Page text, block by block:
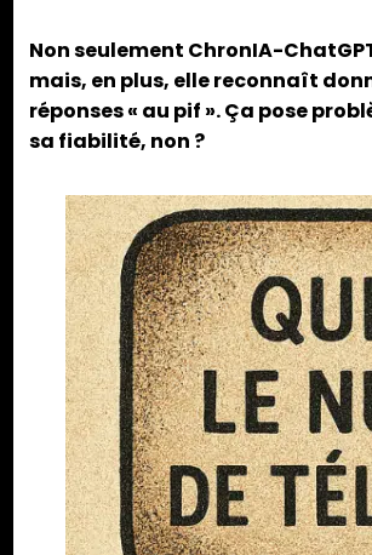
Non seulement ChronIA-
mais, en plus, elle reconnaît
réponses « au pif ». Ça pose
sa fiabilité, non ?